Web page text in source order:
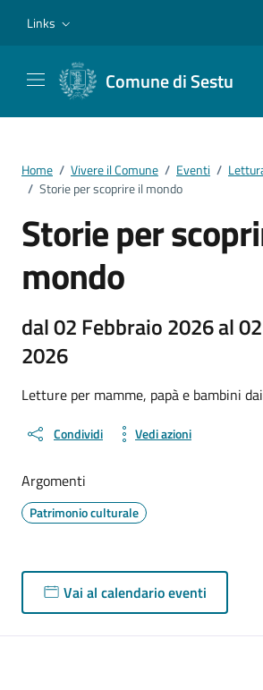
Links
Comune di Sestu
Home / Vivere il Comune / Eventi /
/ Storie per scoprire il mondo
Storie per
mondo
dal 02 Febbraio 2026 al
2026
Letture per mamme, papà e bambini
Condividi Vedi azioni
Argomenti
Patrimonio culturale
Vai al calendario eventi